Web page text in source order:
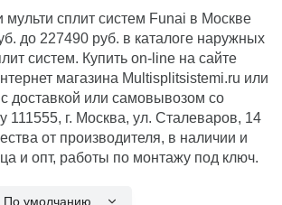
сплит систем Funai в Москве
до 227490 руб. в каталоге наружных
систем. Купить on-line на сайте
магазина Multisplitsistemi.ru или
доставкой или самовывозом со
111555, г. Москва, ул. Сталеваров, 14
от производителя, в наличии и
и опт, работы по монтажу под ключ.
По умолчанию